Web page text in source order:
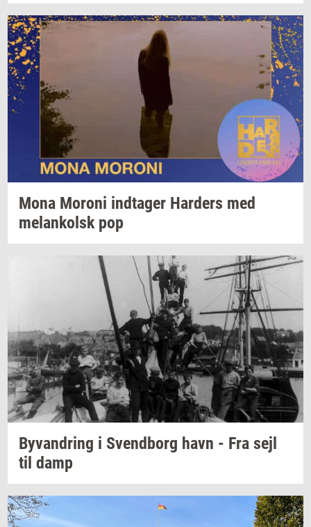
Mona Mor­o­ni ind­ta­ger Har­ders med
melan­kolskpop
Byvan­dring i Svend­borg havn - Fra sejl
til damp